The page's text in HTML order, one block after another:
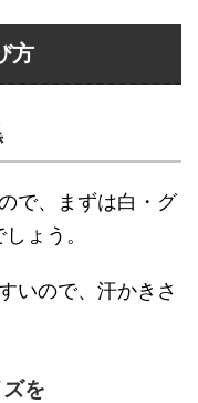
方
で、まずは白・グ
ょう。
いので、汗かきさ
を